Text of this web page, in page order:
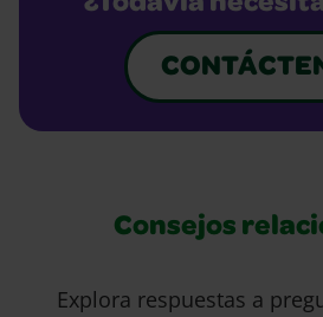
Consejos
Explora respuestas a